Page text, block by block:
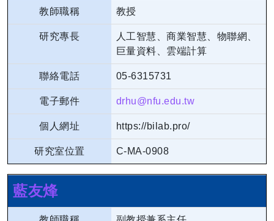
教師職稱 教授
研究專長
人工智慧、商業智慧、物聯網、
巨量資料、雲端計算
聯絡電話 05-6315731
電子郵件 drhu@nfu.edu.tw
個人網址 https://bilab.pro/
研究室位置 C-MA-0908
藍友烽